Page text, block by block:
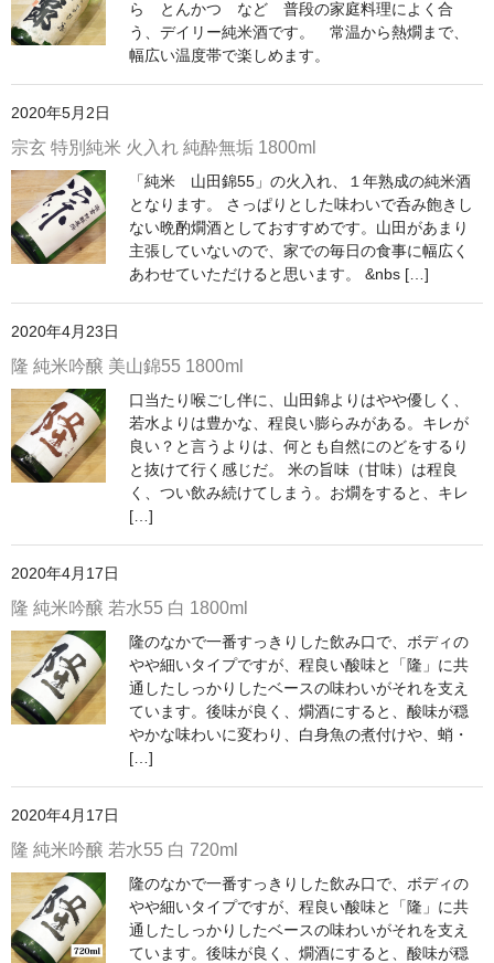
長珍 長珍酒造（愛知県津島市）
るみ子の酒・英・妙の華 森喜酒造（三重県伊賀市）
大治郎・喜量能 畑酒造（滋賀県東近江市）
秋鹿・奥鹿 秋鹿酒造（大阪府豊能郡能勢町）
睡龍・生もとのどぶ 久保本家酒造（奈良県宇陀市）
竹泉 田治米（兵庫県朝来市）
奥播磨 下村酒造店（兵庫県姫路市安富町）
諏訪泉 諏訪酒造（鳥取県八頭郡智頭町）
✚旭日 旭日酒造（島根県出雲市）
悦凱陣 丸尾本店（香川県琴平市）
本 格 焼 酎
小鹿 小鹿酒造（鹿児島県鹿屋市)
明るい農村 霧島町蒸留所（鹿児島県霧島市）
鶴見 大石酒造（鹿児島県阿久根市）
鉄輪 瑞鷹（熊本県熊本市）
France/ﾌﾗﾝｽ
France Champagne /ﾌﾗﾝｽ・ｼｬﾝﾊﾟｰﾆｭ
ら とんかつ など 普段の家庭料理によく合
う、デイリー純米酒です。 常温から熱燗まで、
幅広い温度帯で楽しめます。
2020年5月2日
宗玄 特別純米 火入れ 純酔無垢 1800ml
「純米 山田錦55」の火入れ、１年熟成の純米酒
となります。 さっぱりとした味わいで呑み飽きし
ない晩酌燗酒としておすすめです。山田があまり
主張していないので、家での毎日の食事に幅広く
あわせていただけると思います。 &nbs […]
2020年4月23日
隆 純米吟醸 美山錦55 1800ml
口当たり喉ごし伴に、山田錦よりはやや優しく、
若水よりは豊かな、程良い膨らみがある。キレが
良い？と言うよりは、何とも自然にのどをするり
と抜けて行く感じだ。 米の旨味（甘味）は程良
く、つい飲み続けてしまう。お燗をすると、キレ
[…]
2020年4月17日
隆 純米吟醸 若水55 白 1800ml
隆のなかで一番すっきりした飲み口で、ボディの
やや細いタイプですが、程良い酸味と「隆」に共
通したしっかりしたベースの味わいがそれを支え
ています。後味が良く、燗酒にすると、酸味が穏
やかな味わいに変わり、白身魚の煮付けや、蛸・
[…]
2020年4月17日
隆 純米吟醸 若水55 白 720ml
隆のなかで一番すっきりした飲み口で、ボディの
やや細いタイプですが、程良い酸味と「隆」に共
通したしっかりしたベースの味わいがそれを支え
ています。後味が良く、燗酒にすると、酸味が穏